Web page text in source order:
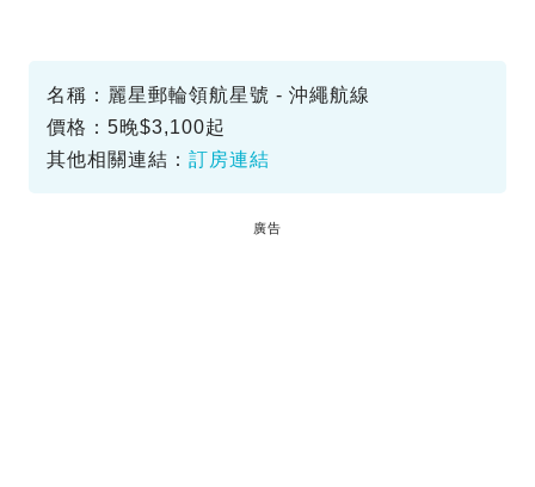
名稱：麗星郵輪領航星號 - 沖繩航線
價格：5晚$3,100起
其他相關連結： 訂房連結
廣告